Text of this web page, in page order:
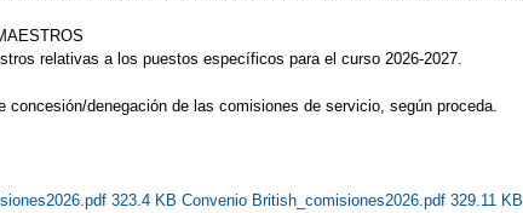
relativas a los puestos específicos para el curso 2026-2027.
denegación de las comisiones de servicio, según proceda.
323.4 KB Convenio British_comisiones2026.pdf 329.11 KB